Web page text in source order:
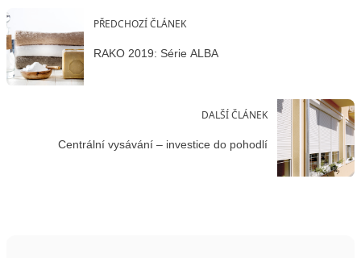
PŘEDCHOZÍ ČLÁNEK
RAKO 2019: Série ALBA
DALŠÍ ČLÁNEK
Centrální vysávání – investice do pohodlí